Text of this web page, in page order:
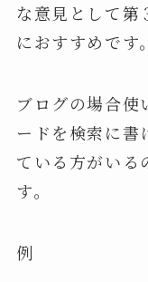
な意見として第
におすすめです。
ブログの場合
ードを検索に書
ている方がいる
す。
例